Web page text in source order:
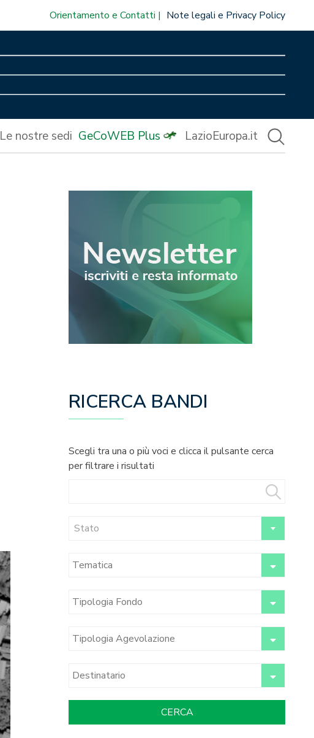
Orientamento e Contatti Note legali e Privacy Policy
Le nostre sedi GeCoWEB Plus LazioEuropa.it
RICERCA BANDI
Scegli tra una o più voci e clicca il pulsante cerca
per filtrare i risultati
Stato